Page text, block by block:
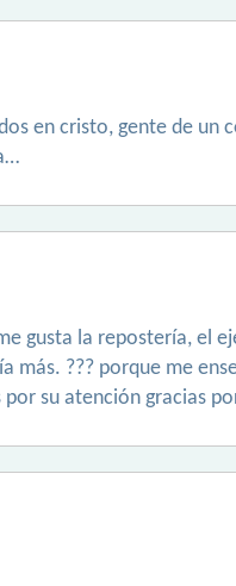
en cristo, gente de un
gusta la repostería, el
??? porque me
su atención gracias